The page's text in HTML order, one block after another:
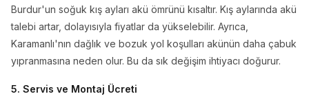
Burdur'un soğuk kış ayları akü ömrünü kısaltır. Kış aylarında akü
talebi artar, dolayısıyla fiyatlar da yükselebilir. Ayrıca,
Karamanlı'nın dağlık ve bozuk yol koşulları akünün daha çabuk
yıpranmasına neden olur. Bu da sık değişim ihtiyacı doğurur.
5. Servis ve Montaj Ücreti